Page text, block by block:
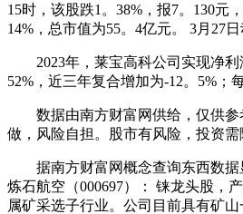
15时，该股跌1。38%，报7。130元
14%，总市值为55。4亿元。 3月27日
2023年，莱宝高科公司实现净利
52%，近三年复合增加为-12。5%；
数据由南方财富网供给，仅供参
做，风险自担。股市有风险，投资需
据南方财富网概念查询东西数据
炼石航空（000697）： 铼龙头股，
属矿采选子行业。公司目前具有矿